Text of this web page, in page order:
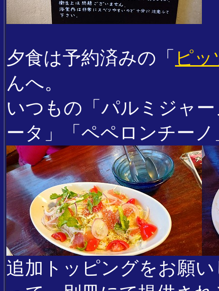
夕食は予約済みの「 ピ
んへ。
いつもの「パルミジャ
ータ」「ペペロンチーノ
追加トッピングをお願